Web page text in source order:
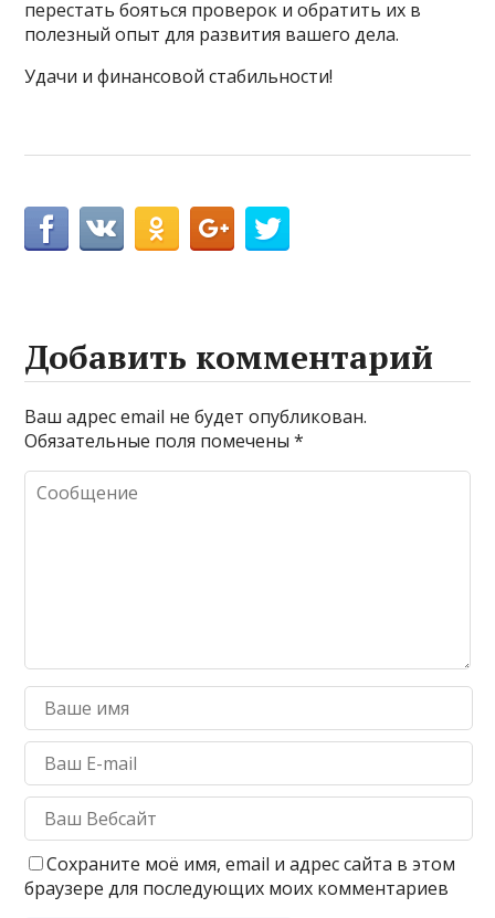
перестать бояться проверок и обратить их в
полезный опыт для развития вашего дела.
Удачи и финансовой стабильности!
Добавить комментарий
Ваш адрес email не будет опубликован.
Обязательные поля помечены*
Сохраните моё имя, email и адрес сайта в этом
браузере для последующих моих комментариев